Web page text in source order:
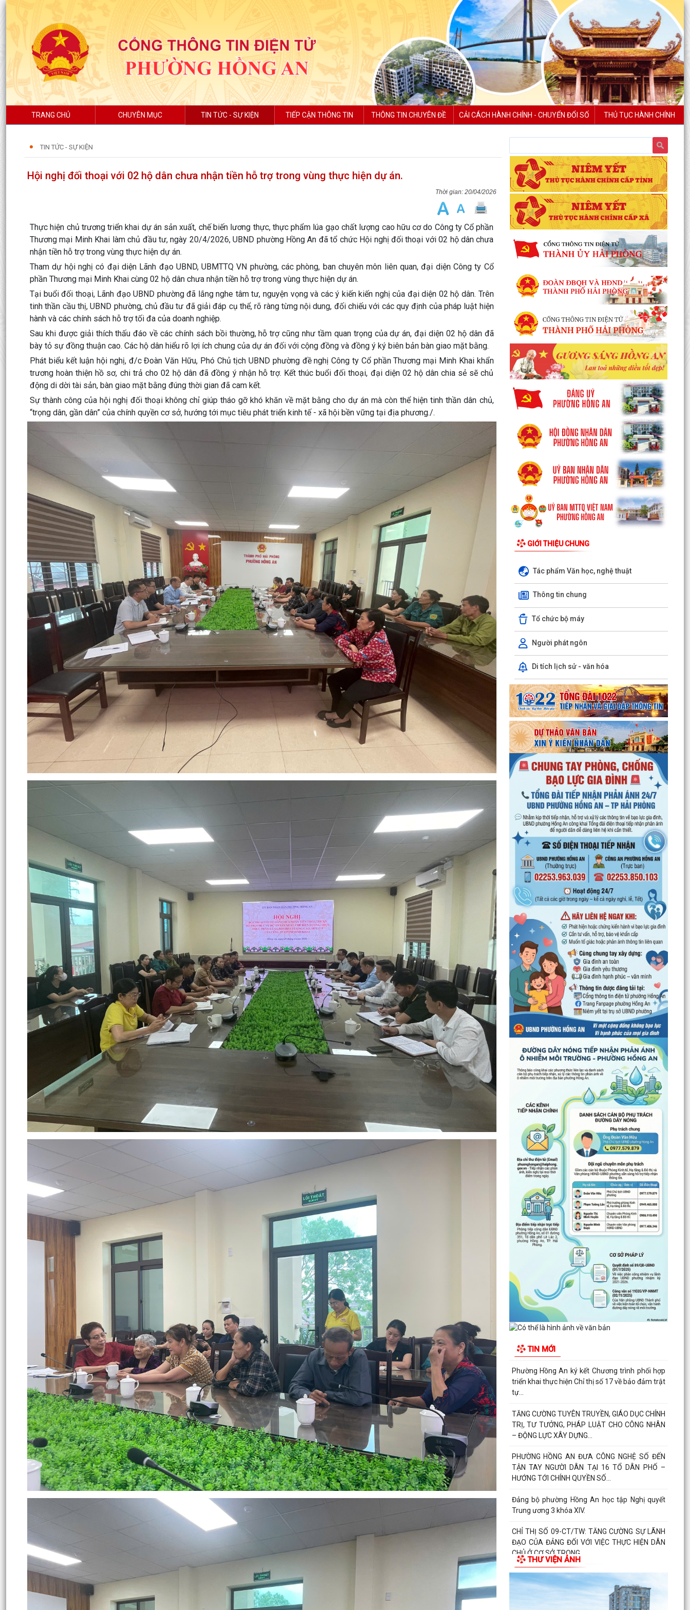
TRANG CHỦ CHUYÊN MỤC TIN TỨC - SỰ KIỆN TIẾP CẬN THÔNG TIN THÔNG TIN CHUYÊN ĐỀ CẢI CÁCH HÀNH CHÍNH - CHUYỂN ĐỔI SỐ THỦ TỤC HÀNH CHÍNH
TIN TỨC - SỰ KIỆN
Hội nghị đối thoại với 02 hộ dân chưa nhận tiền hỗ trợ trong vùng thực hiện dự án.
20/04/2026
Thực hiện chủ trương triển khai dự án sản xuất, chế biến lương thực, thực phẩm lúa gạo chất lượng cao hữu cơ do Công ty Cổ phần
Thương mại Minh Khai làm chủ đầu tư, ngày 20/4/2026, UBND phường Hồng An đã tổ chức Hội nghị đối thoại với 02 hộ dân chưa
nhận tiền hỗ trợ trong vùng thực hiện dự án.
Tham dự hội nghị có đại diện Lãnh đạo UBND, UBMTTQ VN phường, các phòng, ban chuyên môn liên quan, đại diện Công ty Cổ
phần Thương mại Minh Khai cùng 02 hộ dân chưa nhận tiền hỗ trợ trong vùng thực hiện dự án.
Tại buổi đối thoại, Lãnh đạo UBND phường đã lắng nghe tâm tư, nguyện vọng và các ý kiến kiến nghị của đại diện 02 hộ dân. Trên
tinh thần cầu thị, UBND phường, chủ đầu tư đã giải đáp cụ thể, rõ ràng từng nội dung, đối chiếu với các quy định của pháp luật hiện
hành và các chính sách hỗ trợ tối đa của doanh nghiệp.
Sau khi được giải thích thấu đáo về các chính sách bồi thường, hỗ trợ cũng như tầm quan trọng của dự án, đại diện 02 hộ dân đã
bày tỏ sự đồng thuận cao. Các hộ dân hiểu rõ lợi ích chung của dự án đối với cộng đồng và đồng ý ký biên bản bàn giao mặt bằng.
Phát biểu kết luận hội nghị, đ/c Đoàn Văn Hữu, Phó Chủ tịch UBND phường đề nghị Công ty Cổ phần Thương mại Minh Khai khẩn
trương hoàn thiện hồ sơ, chi trả cho 02 hộ dân đã đồng ý nhận hỗ trợ. Kết thúc buổi đối thoại, đại diện 02 hộ dân chia sẻ sẽ chủ
động di dời tài sản, bàn giao mặt bằng đúng thời gian đã cam kết.
Sự thành công của hội nghị đối thoại không chỉ giúp tháo gỡ khó khăn về mặt bằng cho dự án mà còn thể hiện tinh thần dân chủ,
“trọng dân, gần dân” của chính quyền cơ sở, hướng tới mục tiêu phát triển kinh tế - xã hội bền vững tại địa phương./.
GIỚI THIỆU CHUNG
Tác phẩm Văn học, nghệ thuật
Thông tin chung
Tổ chức bộ máy
Người phát ngôn
Di tích lịch sử - văn hóa
TIN MỚI
UBND phường Hồng An thông tin về Nghị quyết
số 23/2026/NQ-HĐND ngày 28/7/2026 của
HĐND thành phố...
Bình dân học vụ số - nền tảng cho sự phát triển
trong kỷ nguyên số
Thông báo về việc niêm yết công khai Phương
án bồi thường, hỗ trợ dự kiến đối với các hộ gia
đình,...
QUAN ĐIỂM CỐT LÕI CỦA NGHỊ QUYẾT SỐ 80-
NQ/TW NGÀY 07/01/2026 VỀ PHÁT TRIỂN VĂN
HOÁ VIỆT NAM - XÂY...
PHƯỜNG HỒNG AN TỔ CHỨC SƠ KẾT ĐÁNH GIÁ
TÌNH HÌNH TRIỂN KHAI THỰC HIỆN MÔ HÌNH “TỔ
DÂN PHỐ KHÔNG MA...
ĐẶT TÊN 03 ĐƯỜNG, 05 PHỐ TRÊN ĐỊA BÀN
PHƯỜNG HỒNG AN – DẤU MỐC QUAN TRỌNG
TRONG XÂY DỰNG ĐÔ THỊ VĂN...
Thông báo kết quả Kỳ họp thứ 3 (Kỳ họp thường
lệ giữa năm 2026) HĐND thành phố khóa XVII,
nhiệm kỳ...
PHƯỜNG HỒNG AN RA QUÂN TỔNG VỆ SINH
MÔI TRƯỜNG, CHUNG TAY XÂY DỰNG ĐÔ THỊ
SÁNG - XANH - SẠCH - ĐẸP
Quyết định về việc công bố Người phát ngôn và
cung cấp thông tin cho báo chí của Ủy ban nhân
dân...
Quyết định về việc Ban hành Quy chế phát ngôn
nhân dân...
Phường Hồng An ký kết Chương trình phối hợp
triển khai thực hiện Chỉ thị số 17 về bảo đảm trật
tự...
TĂNG CƯỜNG TUYÊN TRUYỀN, GIÁO DỤC CHÍNH
TRỊ, TƯ TƯỞNG, PHÁP LUẬT CHO CÔNG NHÂN
– ĐỘNG LỰC XÂY DỰNG...
PHƯỜNG HỒNG AN ĐƯA CÔNG NGHỆ SỐ ĐẾN
TẬN TAY NGƯỜI DÂN TẠI 16 TỔ DÂN PHỐ –
HƯỚNG TỚI CHÍNH QUYỀN SỐ...
Đảng bộ phường Hồng An học tập Nghị quyết
Trung ương 3 khóa XIV.
CHỈ THỊ SỐ 09-CT/TW: TĂNG CƯỜNG SỰ LÃNH
ĐẠO CỦA ĐẢNG ĐỐI VỚI VIỆC THỰC HIỆN DÂN
CHỦ Ở CƠ SỞ TRONG...
TRUNG ƯƠNG BAN HÀNH QUY ĐỊNH MỚI VỀ 19
ĐIỀU ĐẢNG VIÊN KHÔNG ĐƯỢC LÀM
ĐẢNG UỶ - HĐND - UBND- UBMTTQ VN PHƯỜNG
THƯ VIỆN ẢNH